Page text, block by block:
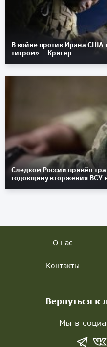
В войне против Ирана США
тигром» — Кригер
Следком России привёл
годовщину вторжения ВСУ
О нас
Контакты
Вернуться к
Мы в